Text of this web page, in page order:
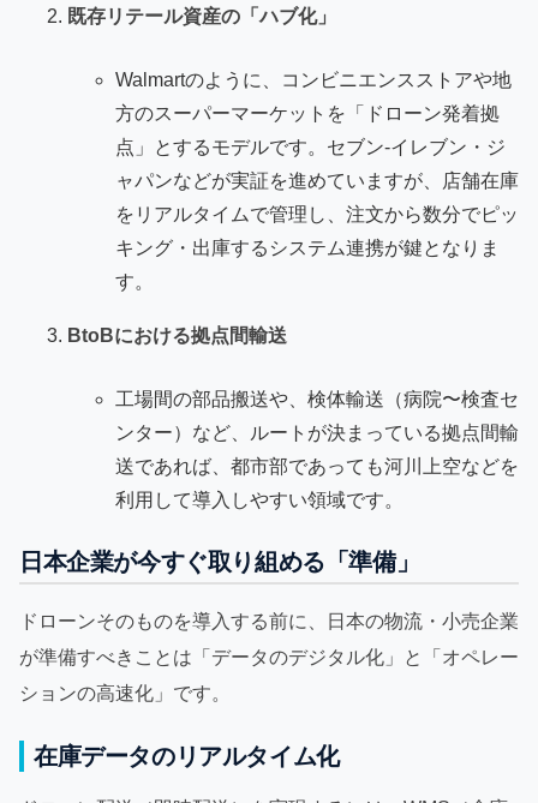
既存リテール資産の「ハブ化」
Walmartのように、コンビニエンスストアや地
方のスーパーマーケットを「ドローン発着拠
点」とするモデルです。セブン-イレブン・ジ
ャパンなどが実証を進めていますが、店舗在庫
をリアルタイムで管理し、注文から数分でピッ
キング・出庫するシステム連携が鍵となりま
す。
BtoBにおける拠点間輸送
工場間の部品搬送や、検体輸送（病院〜検査セ
ンター）など、ルートが決まっている拠点間輸
送であれば、都市部であっても河川上空などを
利用して導入しやすい領域です。
日本企業が今すぐ取り組める「準備」
ドローンそのものを導入する前に、日本の物流・小売企業
が準備すべきことは「データのデジタル化」と「オペレー
ションの高速化」です。
在庫データのリアルタイム化